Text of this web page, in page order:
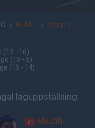
» BLAST » Stage 2
(13 - 16)
(16 - 5)
(16 - 14)
laguppställning
MAJ3R